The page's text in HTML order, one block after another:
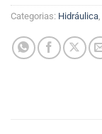
Categorias: Hidráulica